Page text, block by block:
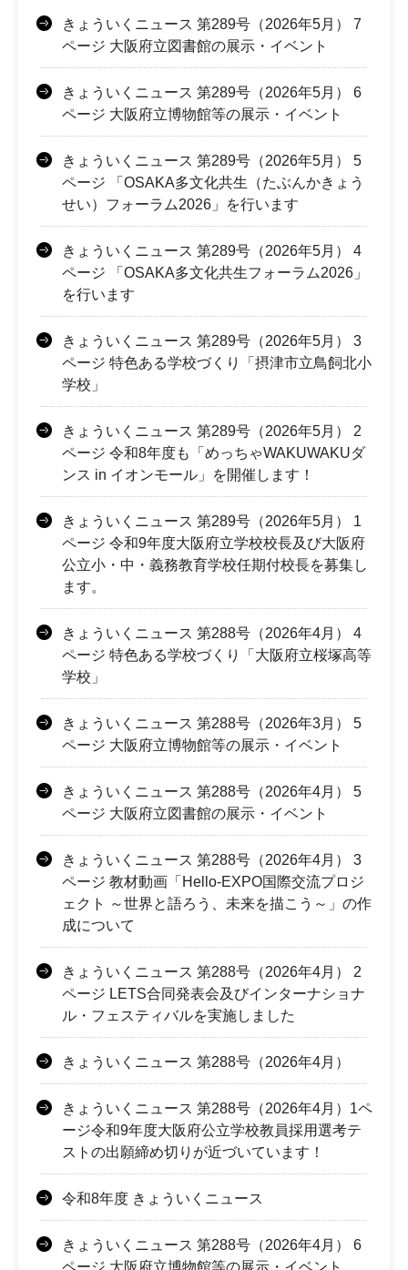
きょういくニュース 第289号（2026年5月） 7
ページ 大阪府立図書館の展示・イベント
きょういくニュース 第289号（2026年5月） 6
ページ 大阪府立博物館等の展示・イベント
きょういくニュース 第289号（2026年5月） 5
ページ 「OSAKA多文化共生（たぶんかきょう
せい）フォーラム2026」を行います
きょういくニュース 第289号（2026年5月） 4
ページ 「OSAKA多文化共生フォーラム2026」
を行います
きょういくニュース 第289号（2026年5月） 3
ページ 特色ある学校づくり「摂津市立鳥飼北小
学校」
きょういくニュース 第289号（2026年5月） 2
ページ 令和8年度も「めっちゃWAKUWAKUダ
ンス in イオンモール」を開催します！
きょういくニュース 第289号（2026年5月） 1
ページ 令和9年度大阪府立学校校長及び大阪府
公立小・中・義務教育学校任期付校長を募集し
ます。
きょういくニュース 第288号（2026年4月） 4
ページ 特色ある学校づくり「大阪府立桜塚高等
学校」
きょういくニュース 第288号（2026年3月） 5
ページ 大阪府立博物館等の展示・イベント
きょういくニュース 第288号（2026年4月） 5
ページ 大阪府立図書館の展示・イベント
きょういくニュース 第288号（2026年4月） 3
ページ 教材動画「Hello-EXPO国際交流プロジ
ェクト ～世界と語ろう、未来を描こう～」の作
成について
きょういくニュース 第288号（2026年4月） 2
ページ LETS合同発表会及びインターナショナ
ル・フェスティバルを実施しました
きょういくニュース 第288号（2026年4月）
きょういくニュース 第288号（2026年4月）1ペ
ージ令和9年度大阪府公立学校教員採用選考テ
ストの出願締め切りが近づいています！
令和8年度 きょういくニュース
きょういくニュース 第288号（2026年4月） 6
ページ 大阪府立博物館等の展示・イベント